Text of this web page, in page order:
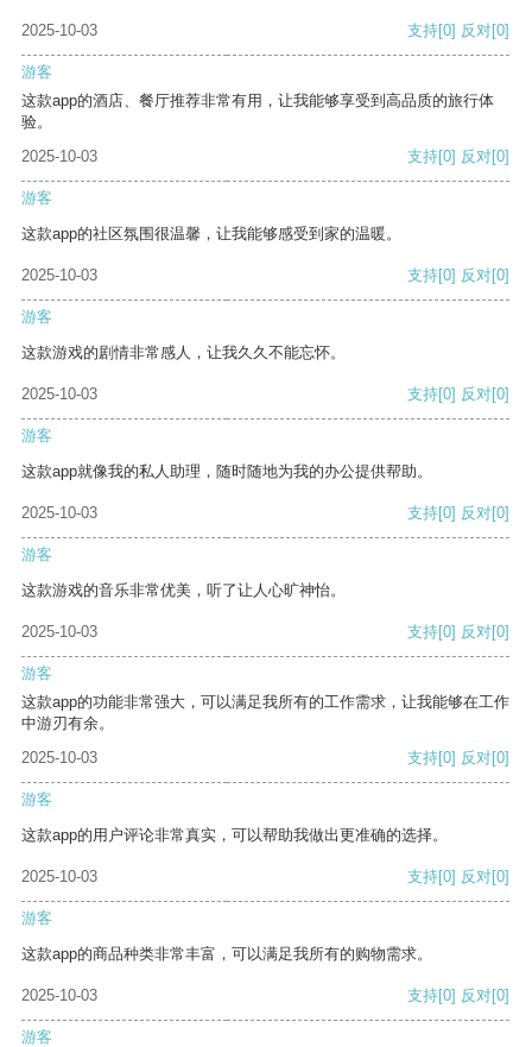
2025-10-03 支持[0] 反对[0]
游客
这款app的酒店、餐厅推荐非常有用，让我能够享受到高品质的旅行体
验。
2025-10-03
支持[0] 反对[0]
游客
这款app的社区氛围很温馨，让我能够感受到家的温暖。
2025-10-03 支持[0] 反对[0]
游客
这款游戏的剧情非常感人，让我久久不能忘怀。
2025-10-03 支持[0] 反对[0]
游客
这款app就像我的私人助理，随时随地为我的办公提供帮助。
2025-10-03 支持[0] 反对[0]
游客
这款游戏的音乐非常优美，听了让人心旷神怡。
2025-10-03 支持[0] 反对[0]
游客
这款app的功能非常强大，可以满足我所有的工作需求，让我能够在工作
中游刃有余。
2025-10-03
支持[0] 反对[0]
游客
这款app的用户评论非常真实，可以帮助我做出更准确的选择。
2025-10-03 支持[0] 反对[0]
游客
这款app的商品种类非常丰富，可以满足我所有的购物需求。
2025-10-03 支持[0] 反对[0]
游客